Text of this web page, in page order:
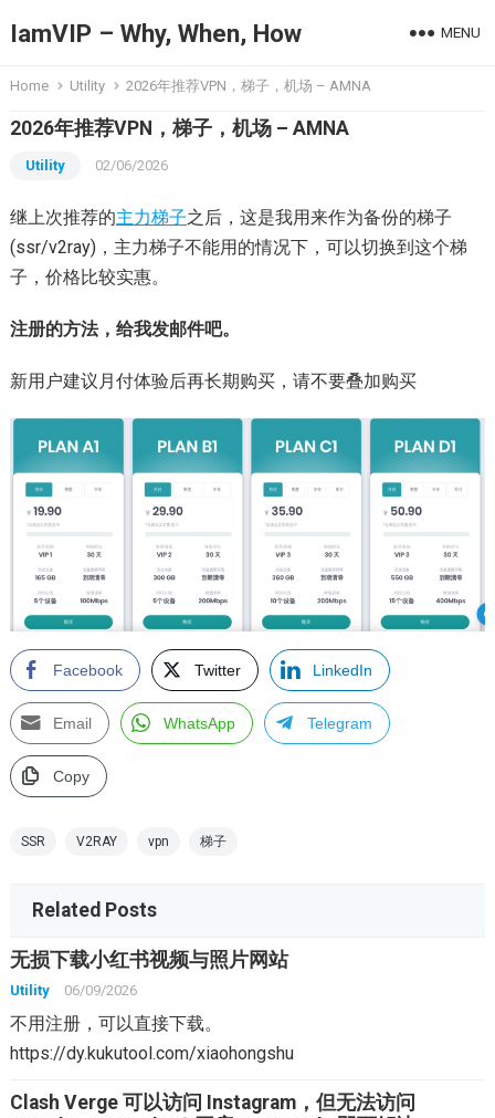
IamVIP – Why, When, How MENU
Home Utility 2026年推荐VPN，梯子，机场 – AMNA
2026年推荐VPN，梯子，机场 – AMNA
Utility 02/06/2026
继上次推荐的主力梯子之后，这是我用来作为备份的梯子
(ssr/v2ray)，主力梯子不能用的情况下，可以切换到这个梯
子，价格比较实惠。
注册的方法，给我发邮件吧。
新用户建议月付体验后再长期购买，请不要叠加购买
Facebook Twitter LinkedIn
Email WhatsApp Telegram
Copy
SSR V2RAY vpn 梯子
Related Posts
无损下载小红书视频与照片网站
Utility 06/09/2026
不用注册，可以直接下载。
https://dy.kukutool.com/xiaohongshu
Clash Verge 可以访问 Instagram，但无法访问